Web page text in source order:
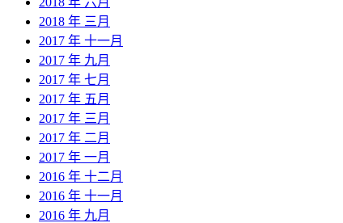
2018 年 三月
2017 年 十一月
2017 年 九月
2017 年 七月
2017 年 五月
2017 年 三月
2017 年 二月
2017 年 一月
2016 年 十二月
2016 年 十一月
2016 年 九月